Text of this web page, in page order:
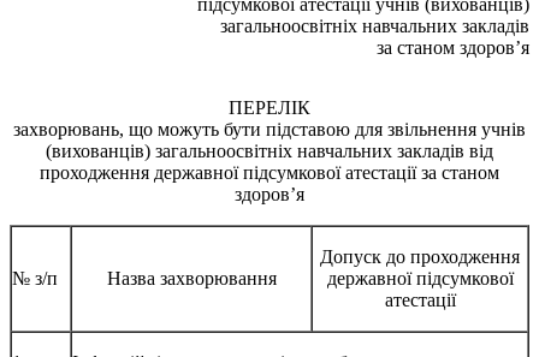
підсумкової атестації учнів (вихованців)
загальноосвітніх навчальних закладів
за станом здоров’я
ПЕРЕЛІК
захворювань, що можуть бути підставою для звільнення учнів
(вихованців) загальноосвітніх навчальних закладів від
проходження державної підсумкової атестації за станом
здоров’я
№ з/п Назва захворювання
Допуск до проходження
державної підсумкової
атестації